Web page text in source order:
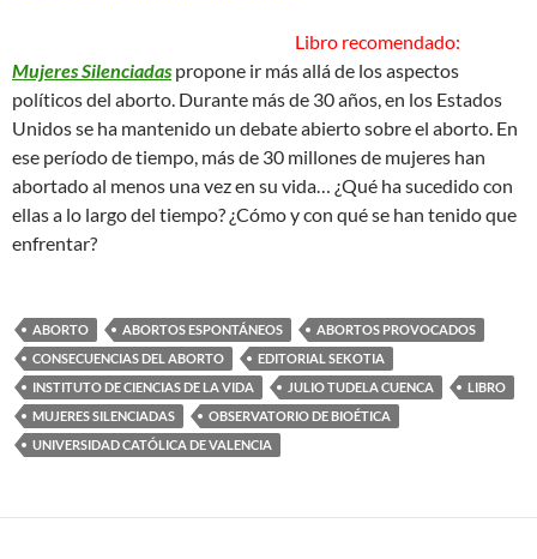
Libro recomendado:
Mujeres Silenciadas propone ir más allá de los aspectos
políticos del aborto. Durante más de 30 años, en los Estados
Unidos se ha mantenido un debate abierto sobre el aborto. En
ese período de tiempo, más de 30 millones de mujeres han
abortado al menos una vez en su vida… ¿Qué ha sucedido con
ellas a lo largo del tiempo? ¿Cómo y con qué se han tenido que
enfrentar?
ABORTO ABORTOS ESPONTÁNEOS
ABORTOS PROVOCADOS
CONSECUENCIAS DEL ABORTO
EDITORIAL SEKOTIA
INSTITUTO DE CIENCIAS DE LA VIDA
JULIO TUDELA CUENCA
LIBRO
MUJERES SILENCIADAS
OBSERVATORIO DE BIOÉTICA
UNIVERSIDAD CATÓLICA DE VALENCIA